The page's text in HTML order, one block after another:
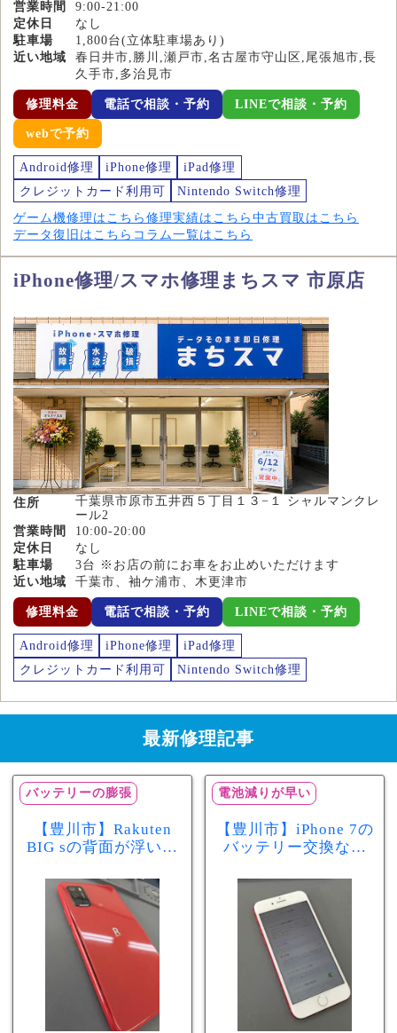
営業時間
9:00-21:00
定休日
なし
駐車場
1,800台(立体駐車場あり)
近い地域
春日井市,勝川,瀬戸市,名古屋市守山区,尾張旭市,長
久手市,多治見市
修理料金 電話で相談・予約 LINEで相談・予約
webで予約
Android修理 iPhone修理
iPad修理
クレジットカード利用可
Nintendo Switch修理
ゲーム機修理はこちら 修理実績はこちら 中古買取はこちら
データ復旧はこちら コラム一覧はこちら
iPhone修理/スマホ修理まちスマ 市原店
住所
千葉県市原市五井西５丁目１３−１ シャルマンクレ
ール2
営業時間
10:00-20:00
定休日
なし
駐車場
3台 ※お店の前にお車をお止めいただけます
近い地域
千葉市、袖ケ浦市、木更津市
修理料金 電話で相談・予約 LINEで相談・予約
Android修理 iPhone修理
iPad修理
クレジットカード利用可
Nintendo Switch修理
最新修理記事
バッテリーの膨張
【豊川市】Rakuten
BIG sの背面が浮いて
リー膨張のサインか
もしれません！バッ
テリー交換修理事例
電池減りが早い
【豊川市】iPhone 7の
バッテリー交換なら
最大容量70％で電池
の減りが早い症状も
当日60分で改善